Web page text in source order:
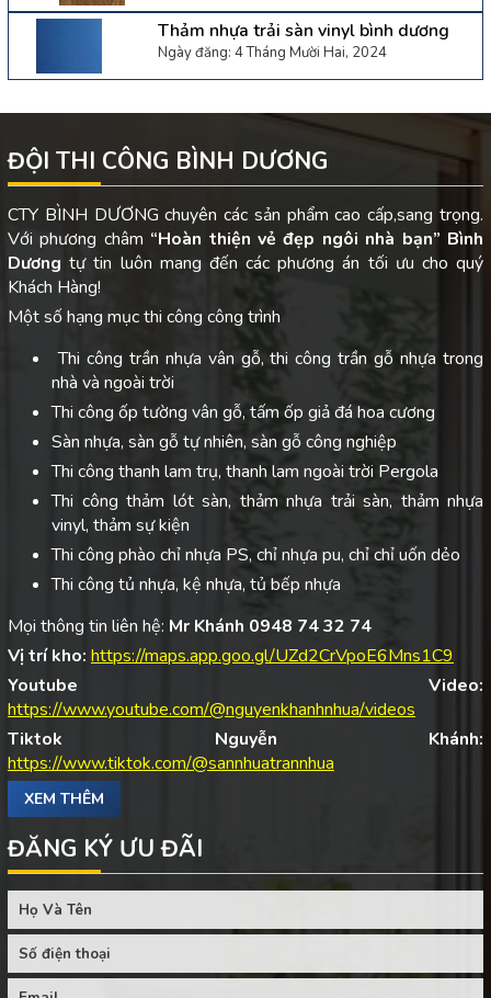
Thảm nhựa trải sàn vinyl bình dương
Ngày đăng: 4 Tháng Mười Hai, 2024
ĐỘI THI CÔNG BÌNH DƯƠNG
CTY BÌNH DƯƠNG chuyên các sản phẩm cao cấp,sang trọng.
Với phương châm “Hoàn thiện vẻ đẹp ngôi nhà bạn” Bình
Dươngtự tin luôn mang đến các phương án tối ưu cho quý
Khách Hàng!
Một số hạng mục thi công công trình
Thi công trần nhựa vân gỗ, thi công trần gỗ nhựa trong
nhà và ngoài trời
Thi công ốp tường vân gỗ, tấm ốp giả đá hoa cương
Sàn nhựa, sàn gỗ tự nhiên, sàn gỗ công nghiệp
Thi công thanh lam trụ, thanh lam ngoài trời Pergola
Thi công thảm lót sàn, thảm nhựa trải sàn, thảm nhựa
vinyl, thảm sự kiện
Thi công phào chỉ nhựa PS, chỉ nhựa pu, chỉ chỉ uốn dẻo
Thi công tủ nhựa, kệ nhựa, tủ bếp nhựa
Mọi thông tin liên hệ: Mr Khánh 0948 74 32 74
Vị trí kho: https://maps.app.goo.gl/UZd2CrVpoE6Mns1C9
Youtube Video:
https://www.youtube.com/@nguyenkhanhnhua/videos
Tiktok Nguyễn Khánh:
https://www.tiktok.com/@sannhuatrannhua
XEM THÊM
ĐĂNG KÝ ƯU ĐÃI